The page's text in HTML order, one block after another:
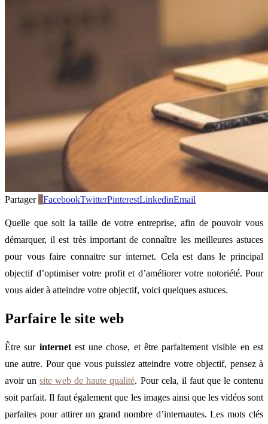
Partager FacebookTwitterPinterestLinkedinEmail
Quelle que soit la taille de votre entreprise, afin de pouvoir vous
démarquer, il est très important de connaître les meilleures astuces
pour vous faire connaitre sur internet. Cela est dans le principal
objectif d’optimiser votre profit et d’améliorer votre notoriété. Pour
vous aider à atteindre votre objectif, voici quelques astuces.
Parfaire le site web
Être sur internet est une chose, et être parfaitement visible en est
une autre. Pour que vous puissiez atteindre votre objectif, pensez à
avoir unsite web de haute qualité. Pour cela, il faut que le contenu
soit parfait. Il faut également que les images ainsi que les vidéos sont
parfaites pour attirer un grand nombre d’internautes. Les mots clés